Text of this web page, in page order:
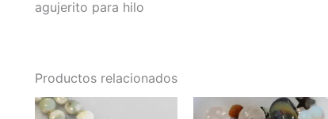
agujerito para hilo
Productos relacionados